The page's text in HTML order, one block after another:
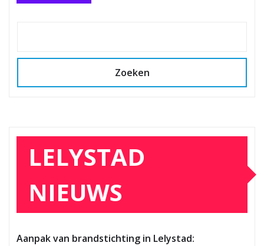
Zoeken
LELYSTAD
NIEUWS
Aanpak van brandstichting in Lelystad: